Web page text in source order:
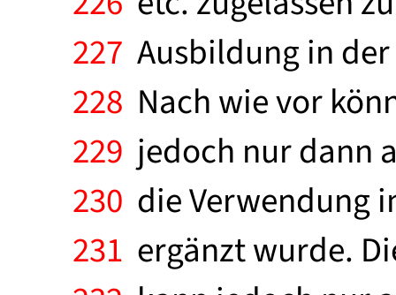
227 Ausbildung in
228 Nach wie vor
229 jedoch nur dann
230 die Verwendung
231 ergänzt wurde.